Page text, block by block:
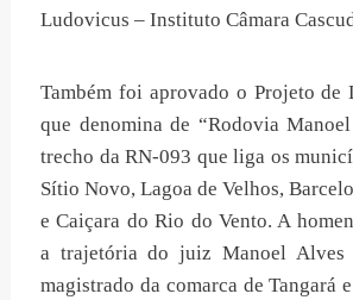
Ludovicus – Instituto Câmara
Também foi aprovado o Projeto de
que denomina de “Rodovia
trecho da RN-093 que liga os
Sítio Novo, Lagoa de Velhos,
e Caiçara do Rio do Vento. A
a trajetória do juiz Manoel Alves
magistrado da comarca de Tangará